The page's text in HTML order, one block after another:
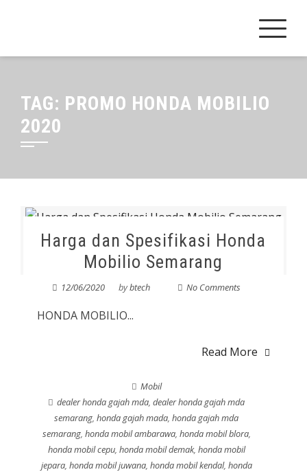
TAG: PROMO HONDA MOBILIO
2020
Harga dan Spesifikasi Honda
Mobilio Semarang
12/06/2020 bybtech No Comments
HONDA MOBILIO...
Read More
Mobil
dealer honda gajah mda,dealer honda gajah mda
semarang,honda gajah mada,honda gajah mda
semarang, honda mobil ambarawa, honda mobil blora,
honda mobil cepu, honda mobil demak, honda mobil
jepara, honda mobil juwana, honda mobil kendal, honda